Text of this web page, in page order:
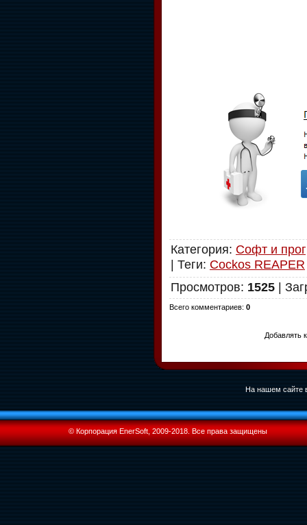
Категория: Софт и
| Теги: Cockos REAPER
Просмотров: 1525 |
Всего комментариев: 0
Добавлять
На нашем сайте
© Корпорация EnerSoft, 2009-2018. Все права защищены